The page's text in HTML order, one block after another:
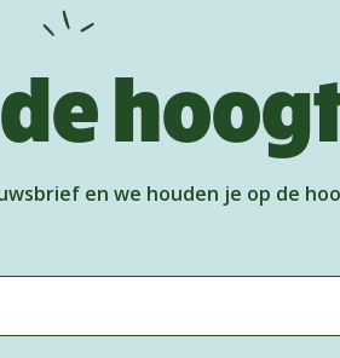
en we houden je op de